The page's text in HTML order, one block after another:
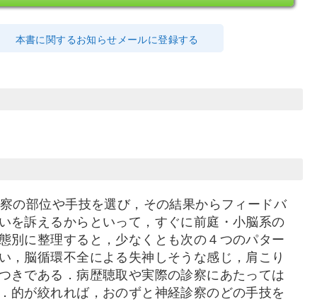
本書に関するお知らせメールに登録する
の部位や手技を選び，その結果からフィードバ
を訴えるからといって，すぐに前庭・小脳系の
別に整理すると，少なくとも次の４つのパター
，脳循環不全による失神しそうな感じ，肩こり
きである．病歴聴取や実際の診察にあたっては
的が絞れれば，おのずと神経診察のどの手技を